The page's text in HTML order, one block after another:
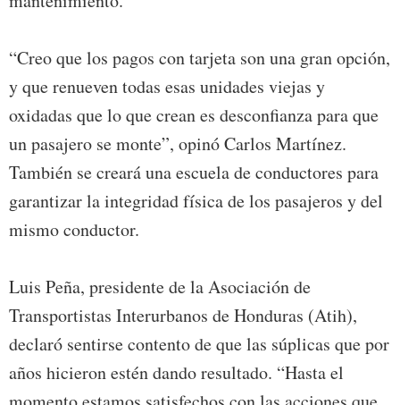
“Creo que los pagos con tarjeta son una gran opción,
y que renueven todas esas unidades viejas y
oxidadas que lo que crean es desconfianza para que
un pasajero se monte”, opinó Carlos Martínez.
También se creará una escuela de conductores para
garantizar la integridad física de los pasajeros y del
mismo conductor.
Luis Peña, presidente de la Asociación de
Transportistas Interurbanos de Honduras (Atih),
declaró sentirse contento de que las súplicas que por
años hicieron estén dando resultado. “Hasta el